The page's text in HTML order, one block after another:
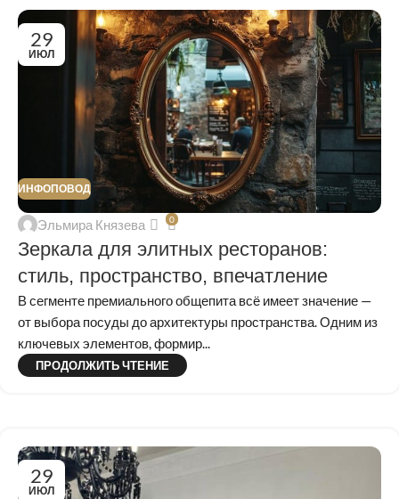
29
ИЮЛ
ИНФОПОВОД
Эльмира Князева 0
Зеркала для элитных ресторанов:
стиль, пространство, впечатление
В сегменте премиального общепита всё имеет значение —
от выбора посуды до архитектуры пространства. Одним из
ключевых элементов, формир...
ПРОДОЛЖИТЬ ЧТЕНИЕ
29
ИЮЛ